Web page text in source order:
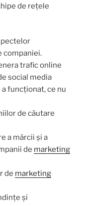
de rețele
companiei.
trafic online
social media
funcționat, ce nu
de căutare
a mărcii și a
de marketing
de marketing
și